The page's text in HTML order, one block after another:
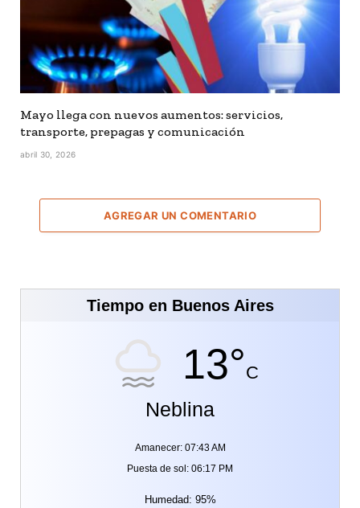
Mayo llega con nuevos aumentos: servicios,
transporte, prepagas y comunicación
abril 30, 2026
AGREGAR UN COMENTARIO
Tiempo en Buenos Aires
13°C
Neblina
Amanecer: 07:43 AM
Puesta de sol: 06:17 PM
Humedad: 95%